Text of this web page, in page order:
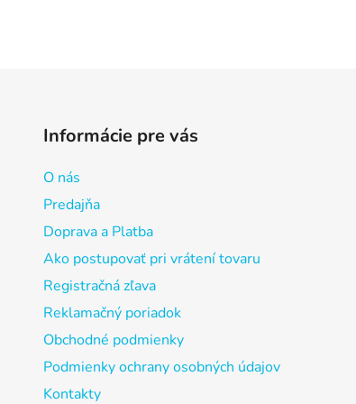
Informácie pre vás
O nás
Predajňa
Doprava a Platba
Ako postupovať pri vrátení tovaru
Registračná zľava
Reklamačný poriadok
Obchodné podmienky
Podmienky ochrany osobných údajov
Kontakty